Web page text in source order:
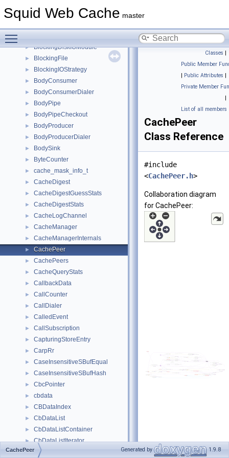
Squid Web Cache master
base64_decode_ctx
► BlockingDiskIOModule
► BlockingFile
► BlockingIOStrategy
► BodyConsumer
► BodyConsumerDialer
► BodyPipe
► BodyPipeCheckout
► BodyProducer
► BodyProducerDialer
► BodySink
► ByteCounter
► cache_mask_info_t
► CacheDigest
► CacheDigestGuessStats
► CacheDigestStats
► CacheLogChannel
► CacheManager
► CacheManagerInternals
► CachePeer
► CachePeers
► CacheQueryStats
► CallbackData
► CallCounter
► CallDialer
► CalledEvent
► CallSubscription
► CapturingStoreEntry
► CarpRr
► CaseInsensitiveSBufEqual
► CaseInsensitiveSBufHash
► CbcPointer
► cbdata
► CBDataIndex
► CbDataList
► CbDataListContainer
► CbDataListIterator
► CbdataParent
Classes |
Public Member
| Public Attributes |
Private Member
|
List of all members
CachePeer
Class Reference
#include
<CachePeer.h>
Collaboration diagram
for CachePeer:
CachePeer Generated by 1.9.8